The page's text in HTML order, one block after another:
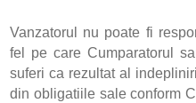
Vanzatorul nu poate fi
fel pe care Cumparatorul
suferi ca rezultat al
din obligatiile sale conform